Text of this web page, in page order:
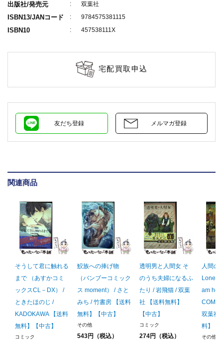
出版社/発売元 双葉社
ISBN13/JANコード 9784575381115
ISBN10 457538111X
宅配買取申込
友だち登録 メルマガ登録
関連商品
そうして君に触れる
まで （あすかコミ
ックスCL－DX） /
ときたほのじ /
KADOKAWA 【送料
無料】【中古】
コミック
鮫族への捧げ物
（バンブーコミック
ス moment） / さと
みち / 竹書房 【送料
無料】【中古】
その他
543円（税込）
透明男と人間女 そ
のうち夫婦になるふ
たり / 岩飛猫 / 双葉
社 【送料無料】
【中古】
コミック
274円（税込）
人間の
Lonely
am
双葉社
料】【
その他